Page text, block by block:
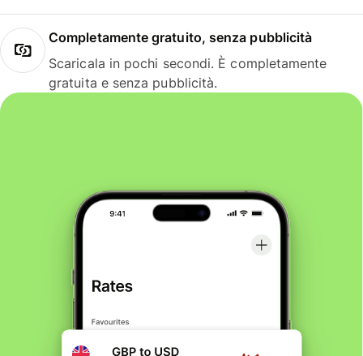
Completamente gratuito, senza pubblicità
Scaricala in pochi secondi. È completamente
gratuita e senza pubblicità.